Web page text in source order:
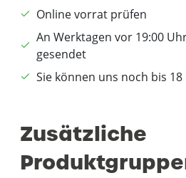
Online vorrat prüfen
An Werktagen vor 19:00
gesendet
Sie können uns noch bis
Zusätzliche